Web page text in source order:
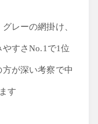
レーの網掛け、
すさNo.1で1位
が深い考察で中
す